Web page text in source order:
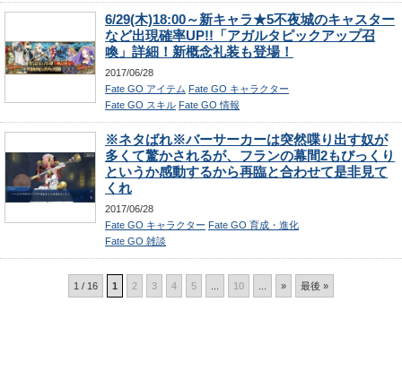
6/29(木)18:00～新キャラ★5不夜城のキャスター
など出現確率UP!!「アガルタピックアップ召
喚」詳細！新概念礼装も登場！
2017/06/28
Fate GO アイテム Fate GO キャラクター
Fate GO スキル Fate GO 情報
※ネタばれ※バーサーカーは突然喋り出す奴が
多くて驚かされるが、フランの幕間2もびっくり
というか感動するから再臨と合わせて是非見て
くれ
2017/06/28
Fate GO キャラクター Fate GO 育成・進化
Fate GO 雑談
1 / 16 1 2 3 4 5 10 » 最後 »